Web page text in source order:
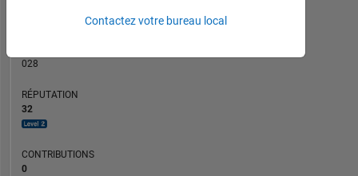
028
RÉPUTATION
32
CONTRIBUTIONS
0
Contactez votre bureau local